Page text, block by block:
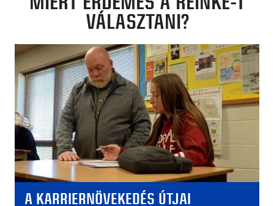
VÁLASZTANI?
A KARRIERNÖVEKEDÉS ÚTJAI